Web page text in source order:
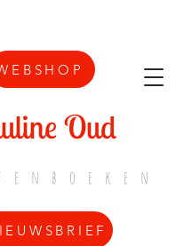
Oud